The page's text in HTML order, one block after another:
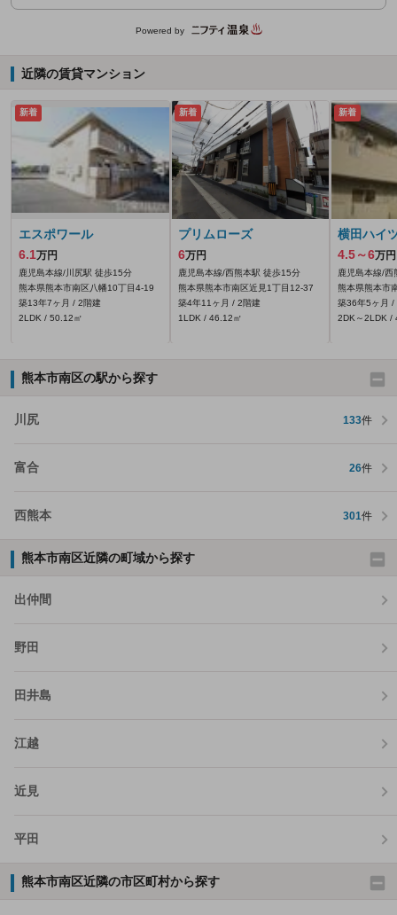
Powered by
近隣の賃貸マンション
新着
エスポワール
6.1万円
鹿児島本線/川尻駅 徒歩15分
熊本県熊本市南区八幡10丁目4-19
築13年7ヶ月 / 2階建
2LDK / 50.12㎡
新着
プリムローズ
6万円
鹿児島本線/西熊本駅 徒歩15分
熊本県熊本市南区近見1丁目12-37
築4年11ヶ月 / 2階建
1LDK / 46.12㎡
新着
横田ハイ
4.5～6万円
鹿児島本線/西
熊本県熊本市
築36年5ヶ月 /
2DK～2LDK /
熊本市南区の駅から探す
川尻 133件
富合 26件
西熊本 301件
熊本市南区近隣の町域から探す
出仲間
野田
田井島
江越
近見
平田
熊本市南区近隣の市区町村から探す